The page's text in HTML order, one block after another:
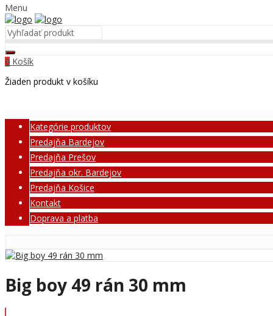
Menu
0 Košík
Žiaden produkt v košíku
Kategórie produktov
Predajňa Bardejov
Predajňa Prešov
Predajňa okr. Bardejov
Predajňa Košice
Kontakt
Doprava a platba
Big boy 49 rán 30 mm